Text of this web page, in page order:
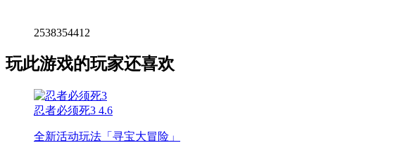
2538354412
玩此游戏的玩家还喜欢
忍者必须死3 4.6
全新活动玩法「寻宝大冒险」